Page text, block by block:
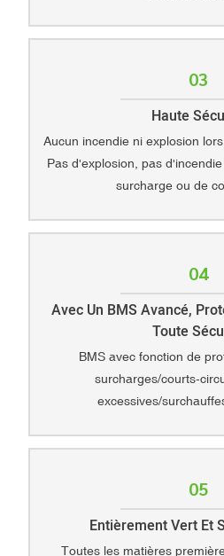
03
Haute
Aucun incendie ni explosion
Pas d'explosion, pas
surcharge ou de
04
Avec Un BMS Avancé,
Toute
BMS avec fonction de
surcharges/courts-
excessives/
05
Entièrement Vert Et
Toutes les matières